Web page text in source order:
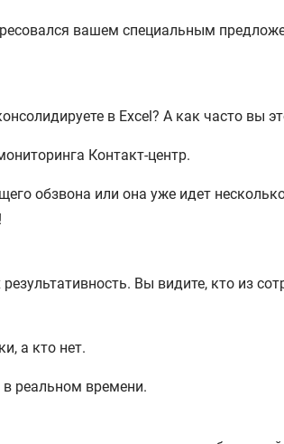
вашем специальным
в Excel? А как часто вы
Контакт-центр.
обзвона или она уже идет
Вы видите, кто из
а кто нет.
в реальном времени.